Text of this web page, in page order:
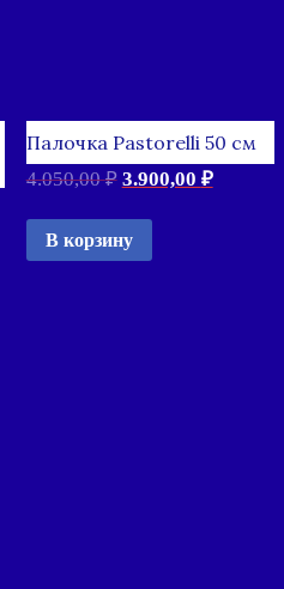
Палочка Pastorelli 50 см
4.050,00₽ 3.900,00 ₽
В корзину